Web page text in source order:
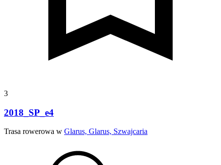
3
2018_SP_e4
Trasa rowerowa w Glarus, Glarus, Szwajcaria